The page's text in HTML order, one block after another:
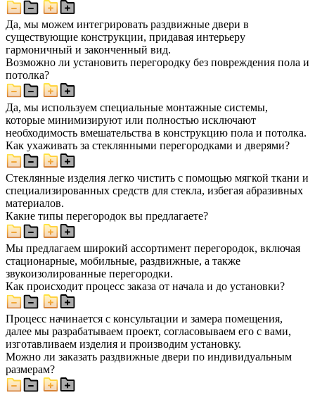
Да, мы можем интегрировать раздвижные двери в
существующие конструкции, придавая интерьеру
гармоничный и законченный вид.
Возможно ли установить перегородку без повреждения пола и
потолка?
Да, мы используем специальные монтажные системы,
которые минимизируют или полностью исключают
необходимость вмешательства в конструкцию пола и потолка.
Как ухаживать за стеклянными перегородками и дверями?
Стеклянные изделия легко чистить с помощью мягкой ткани и
специализированных средств для стекла, избегая абразивных
материалов.
Какие типы перегородок вы предлагаете?
Мы предлагаем широкий ассортимент перегородок, включая
стационарные, мобильные, раздвижные, а также
звукоизолированные перегородки.
Как происходит процесс заказа от начала и до установки?
Процесс начинается с консультации и замера помещения,
далее мы разрабатываем проект, согласовываем его с вами,
изготавливаем изделия и производим установку.
Можно ли заказать раздвижные двери по индивидуальным
размерам?